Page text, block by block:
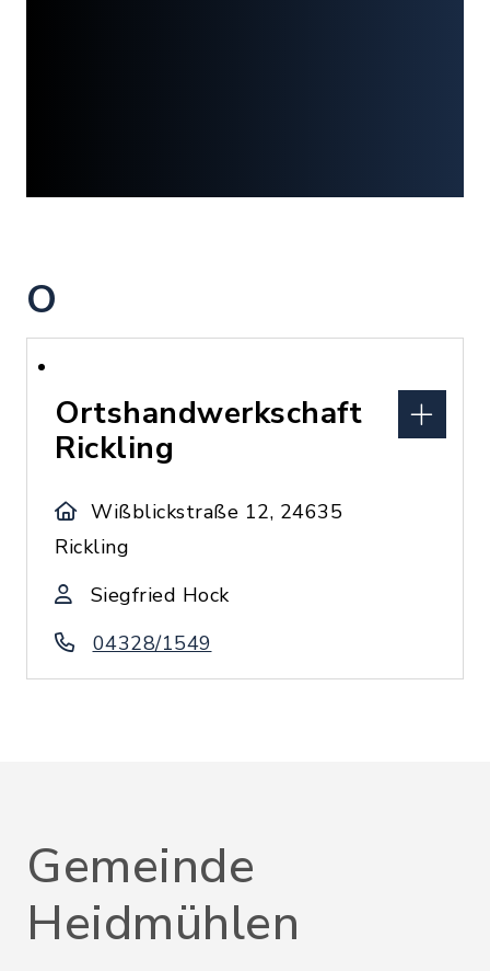
O
Ortshandwerkschaft
Rickling
Wißblickstraße 12, 24635
Rickling
Siegfried Hock
04328/1549
Gemeinde
Heidmühlen